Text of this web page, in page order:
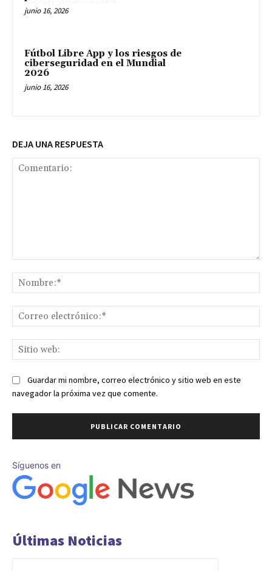
junio 16, 2026
Fútbol Libre App y los riesgos de
ciberseguridad en el Mundial
2026
junio 16, 2026
DEJA UNA RESPUESTA
Guardar mi nombre, correo electrónico y sitio web en este
navegador la próxima vez que comente.
Síguenos en
Últimas Noticias